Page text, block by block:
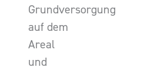
Grundversorgung
auf dem
Areal
und